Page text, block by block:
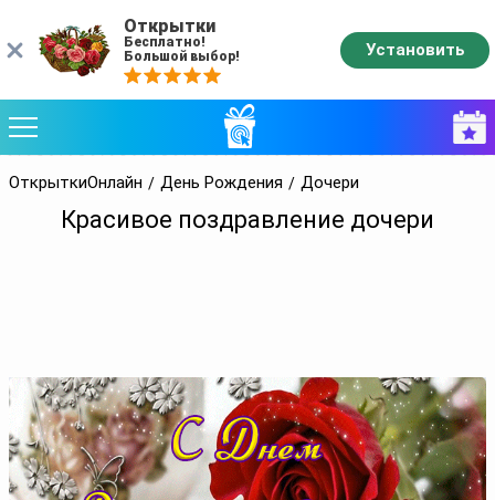
ОткрыткиОнлайн День Рождения Дочери
Красивое поздравление дочери
Открытки
Бесплатно!
Большой выбор!
Установить